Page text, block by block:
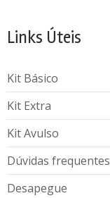
Links Úteis
Kit Básico
Kit Extra
Kit Avulso
Dúvidas frequentes
Desapegue